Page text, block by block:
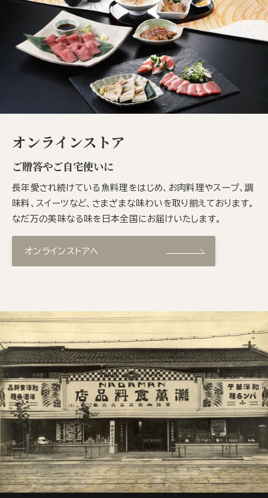
オンラインストア
ご贈答やご自宅使いに
長年愛され続けている魚料理をはじめ、お肉料理やスープ、調
味料、スイーツなど、さまざまな味わいを取り揃えております。
なだ万の美味なる味を日本全国にお届けいたします。
オンラインストアへ